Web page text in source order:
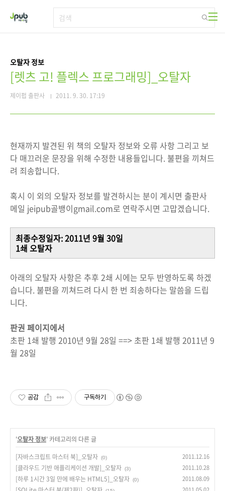
오탈자 정보
[렛츠 고! 플렉스 프로그래밍]_오탈자
제이펍 출판사 2011. 9. 30. 17:19
현재까지 발견된 위 책의 오탈자 정보와 오류 사항 그리고 보
다 매끄러운 문장을 위해 수정한 내용들입니다. 불편을 끼쳐드
려 죄송합니다.
혹시 이 외의 오탈자 정보를 발견하시는 분이 계시면 출판사
메일 jeipub골뱅이gmail.com로 연락주시면 고맙겠습니다.
최종수정일자: 2011년 9월 30일
1쇄 오탈자
아래의 오탈자 사항은 추후 2쇄 시에는 모두 반영하도록 하겠
습니다. 불편을 끼쳐드려 다시 한 번 죄송하다는 말씀을 드립
니다.
판권 페이지에서
초판 1쇄 발행 2010년 9월 28일 ==> 초판 1쇄 발행 2011년 9
월 28일
공감 구독하기
'오탈자 정보' 카테고리의 다른 글
[자바스크립트 마스터 북]_오탈자 (0) 2011.12.16
[클라우드 기반 애플리케이션 개발]_오탈자 (3) 2011.10.28
[하루 1시간 3일 만에 배우는 HTML5]_오탈자 (0) 2011.08.09